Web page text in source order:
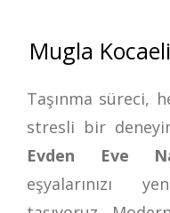
Mugla
Taşınma süreci,
stresli bir
Evden Eve
eşyalarınızı